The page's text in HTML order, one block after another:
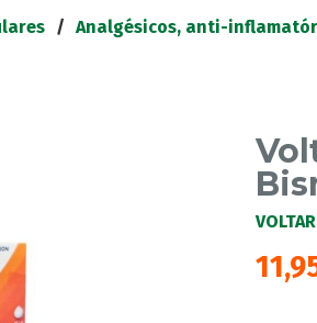
/ Analgésicos, anti-